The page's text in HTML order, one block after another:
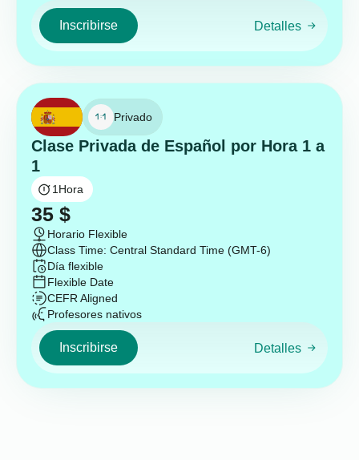
Inscribirse Detalles
Privado
Clase Privada de Español por Hora 1 a
1
1 Hora
35 $
Horario Flexible
Class Time: Central Standard Time (GMT-6)
Día flexible
Flexible Date
CEFR Aligned
Profesores nativos
Inscribirse Detalles